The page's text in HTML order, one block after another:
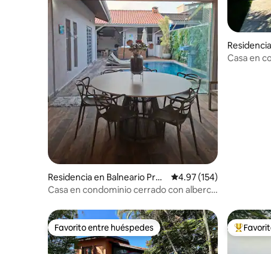
Residencia en Balneario Prai
a do Pernambuco
Calificación promedio:
4.97 (154)
Casa en condominio cerrado con alberca
o
Casa en
Favorito entre huéspedes
Favorito entre huéspedes De los